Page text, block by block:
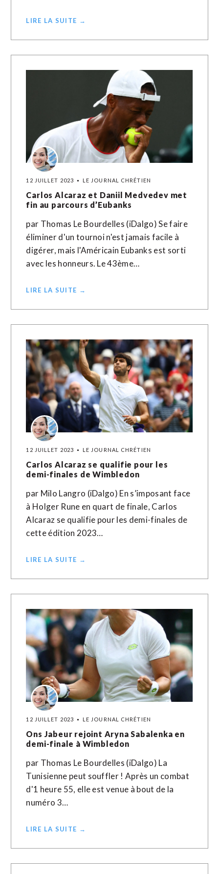
LIRE LA SUITE →
12 JUILLET 2023 LE JOURNAL CHRÉTIEN
Carlos Alcaraz et Daniil Medvedev met
fin au parcours d’Eubanks
par Thomas Le Bourdelles (iDalgo) Se faire
éliminer d'un tournoi n'est jamais facile à
digérer, mais l'Américain Eubanks est sorti
avec les honneurs. Le 43ème…
LIRE LA SUITE →
12 JUILLET 2023 LE JOURNAL CHRÉTIEN
Carlos Alcaraz se qualifie pour les
demi-finales de Wimbledon
par Milo Langro (iDalgo) En s’imposant face
à Holger Rune en quart de finale, Carlos
Alcaraz se qualifie pour les demi-finales de
cette édition 2023…
LIRE LA SUITE →
12 JUILLET 2023 LE JOURNAL CHRÉTIEN
Ons Jabeur rejoint Aryna Sabalenka en
demi-finale à Wimbledon
par Thomas Le Bourdelles (iDalgo) La
Tunisienne peut souffler ! Après un combat
d'1 heure 55, elle est venue à bout de la
numéro 3…
LIRE LA SUITE →